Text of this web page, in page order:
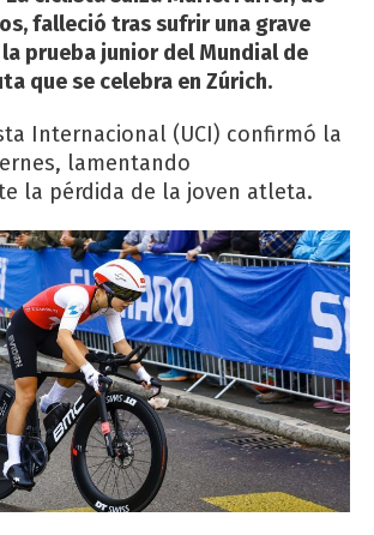
falleció tras sufrir una grave
prueba junior del Mundial de
que se celebra en Zúrich.
Internacional (UCI) confirmó la
lamentando
la pérdida de la joven atleta.